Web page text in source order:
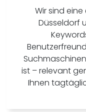
Wir sind
Düsseldorf
ist – relevant
Ihnen